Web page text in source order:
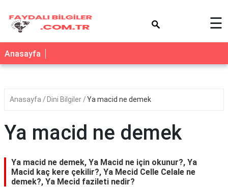
☰
Anasayfa
Anasayfa Dini Bilgiler Ya macid ne demek
Ya macid ne demek
Ya macid ne demek, Ya Macid ne için okunur?, Ya
Macid kaç kere çekilir?, Ya Mecid Celle Celale ne
demek?, Ya Mecid fazileti nedir?